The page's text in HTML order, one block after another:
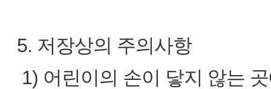
5. 저장상의 주의사항
1) 어린이의 손이 닿지 않는